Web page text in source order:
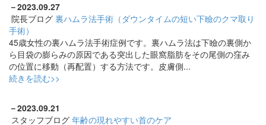
－2023.09.27
院長ブログ 裏ハムラ法手術（ダウンタイムの短い下瞼のクマ取り
手術）
45歳女性の裏ハムラ法手術症例です。裏ハムラ法は下瞼の裏側か
ら目袋の膨らみの原因である突出した眼窩脂肪をその尾側の窪み
の位置に移動（再配置）する方法です。皮膚側...
続きを読む>>
－2023.09.21
スタッフブログ 年齢の現れやすい首のケア